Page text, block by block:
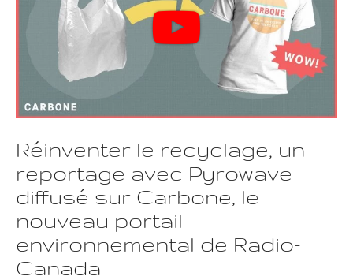
Réinventer le recyclage, un
reportage avec Pyrowave
diffusé sur Carbone, le
nouveau portail
environnemental de Radio-
Canada